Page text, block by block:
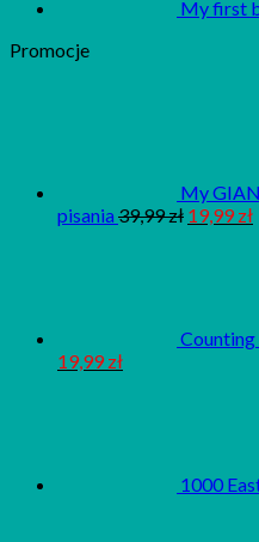
My first
Promocje
My
pisania39,99zł 19,99zł
19,99zł
1000